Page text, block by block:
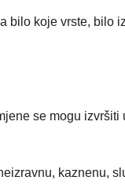
koje vrste,
se mogu
kaznenu,